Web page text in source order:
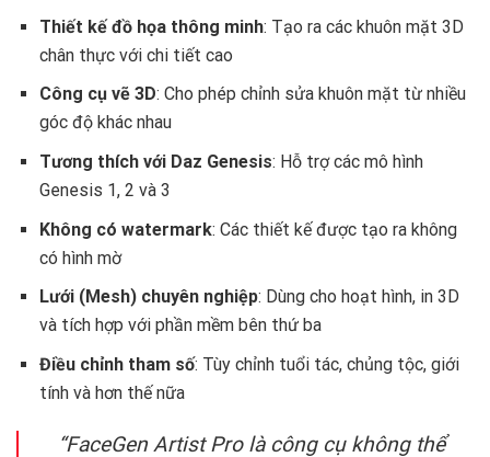
Thiết kế đồ họa thông minh: Tạo ra các khuôn mặt 3D
chân thực với chi tiết cao
Công cụ vẽ 3D: Cho phép chỉnh sửa khuôn mặt từ nhiều
góc độ khác nhau
Tương thích với Daz Genesis: Hỗ trợ các mô hình
Genesis 1, 2 và 3
Không có watermark: Các thiết kế được tạo ra không
có hình mờ
Lưới (Mesh) chuyên nghiệp: Dùng cho hoạt hình, in 3D
và tích hợp với phần mềm bên thứ ba
Điều chỉnh tham số: Tùy chỉnh tuổi tác, chủng tộc, giới
tính và hơn thế nữa
“FaceGen Artist Pro là công cụ không thể